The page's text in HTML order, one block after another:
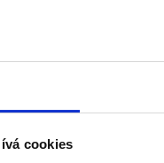
cookies